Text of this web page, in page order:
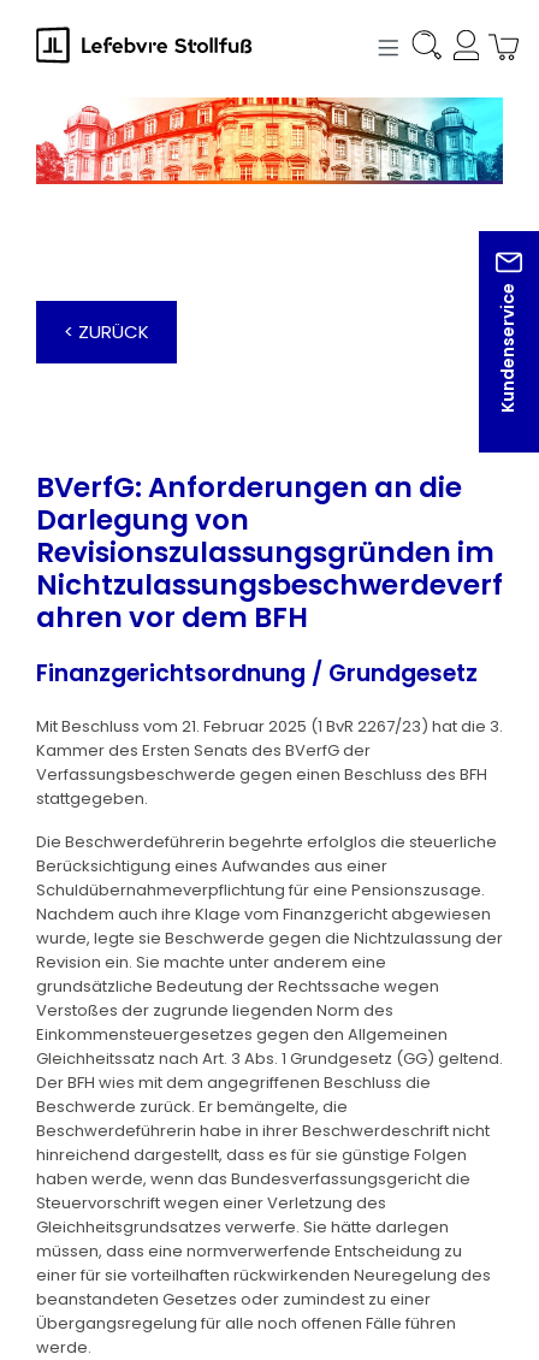
springen
Kundenservice
< ZURÜCK
BVerfG: Anforderungen an die
Darlegung von
Revisionszulassungsgründen im
Nichtzulassungsbeschwerdeverf
ahren vor dem BFH
Finanzgerichtsordnung / Grundgesetz
Mit Beschluss vom 21. Februar 2025 (1 BvR 2267/23) hat die 3.
Kammer des Ersten Senats des BVerfG der
Verfassungsbeschwerde gegen einen Beschluss des BFH
stattgegeben.
Die Beschwerdeführerin begehrte erfolglos die steuerliche
Berücksichtigung eines Aufwandes aus einer
Schuldübernahmeverpflichtung für eine Pensionszusage.
Nachdem auch ihre Klage vom Finanzgericht abgewiesen
wurde, legte sie Beschwerde gegen die Nichtzulassung der
Revision ein. Sie machte unter anderem eine
grundsätzliche Bedeutung der Rechtssache wegen
Verstoßes der zugrunde liegenden Norm des
Einkommensteuergesetzes gegen den Allgemeinen
Gleichheitssatz nach Art. 3 Abs. 1 Grundgesetz (GG) geltend.
Der BFH wies mit dem angegriffenen Beschluss die
Beschwerde zurück. Er bemängelte, die
Beschwerdeführerin habe in ihrer Beschwerdeschrift nicht
hinreichend dargestellt, dass es für sie günstige Folgen
haben werde, wenn das Bundesverfassungsgericht die
Steuervorschrift wegen einer Verletzung des
Gleichheitsgrundsatzes verwerfe. Sie hätte darlegen
müssen, dass eine normverwerfende Entscheidung zu
einer für sie vorteilhaften rückwirkenden Neuregelung des
beanstandeten Gesetzes oder zumindest zu einer
Übergangsregelung für alle noch offenen Fälle führen
werde.